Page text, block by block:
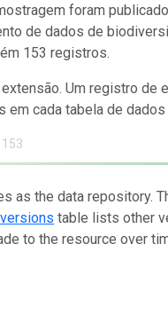
foram
de dados de
153 registros.
Um registro
em cada tabela de
153
as the data repository.
versions table lists other
to the resource over